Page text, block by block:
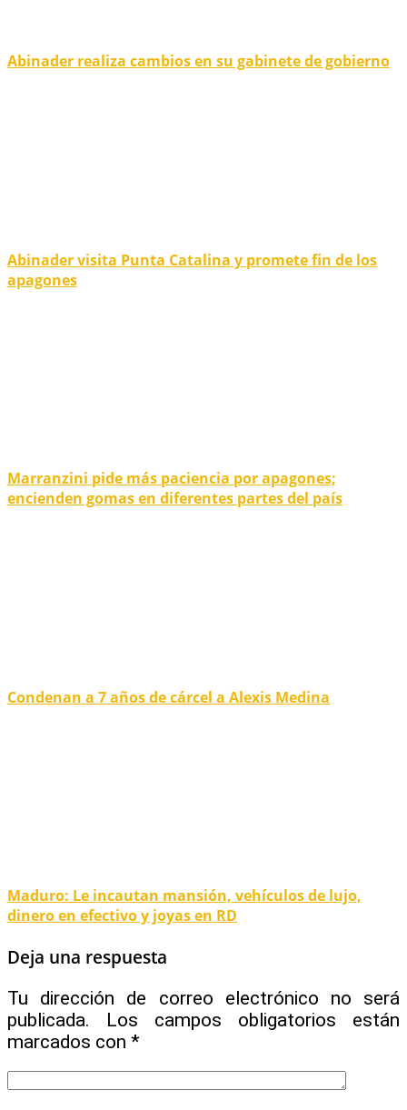
Abinader realiza cambios en su gabinete de gobierno
Abinader visita Punta Catalina y promete fin de los
apagones
Marranzini pide más paciencia por apagones;
encienden gomas en diferentes partes del país
Condenan a 7 años de cárcel a Alexis Medina
Maduro: Le incautan mansión, vehículos de lujo,
dinero en efectivo y joyas en RD
Deja una respuesta
Tu dirección de correo electrónico no será
publicada.
Los campos obligatorios están
marcados con *